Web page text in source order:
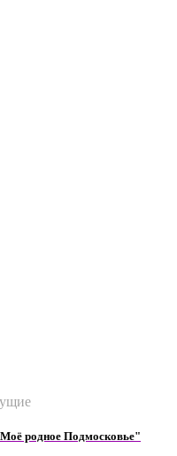
родное Подмосковье"